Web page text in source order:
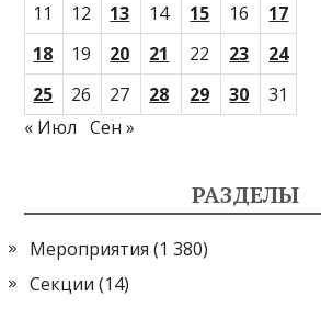
11
12 13 14 15 16
17
18
19 20 21 22 23
24
25
26 27 28 29 30
31
« Июл
Сен »
РАЗДЕЛЫ
Мероприятия (1 380)
Секции (14)